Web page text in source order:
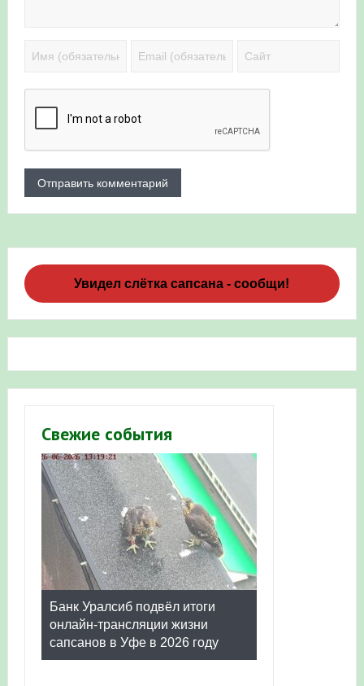
Увидел слётка сапсана - сообщи!
Свежие события
Банк Уралсиб подвёл итоги
онлайн-трансляции жизни
сапсанов в Уфе в 2026 году